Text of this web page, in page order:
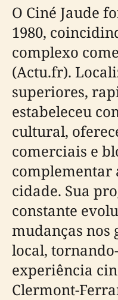
O Ciné Jaude
1980,
complexo
(Actu.fr).
superiores,
estabeleceu
cultural,
comerciais e
complementar
cidade. Sua
constante
mudanças nos
local,
experiência
Clermont-